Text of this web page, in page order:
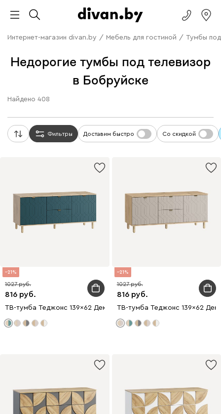
Интернет-магазин divan.by / Мебель для гостиной / Тумбы
Недорогие тумбы под телевизор
в Бобруйске
Найдено 408
Фильтры Доставим быстро Со скидкой
21
816
1027
ТВ-тумба Теджонс 139x62 Деко ​Аквамарин/Дуб Ирландский
21
816
1027
ТВ-тумба Теджонс 139x62